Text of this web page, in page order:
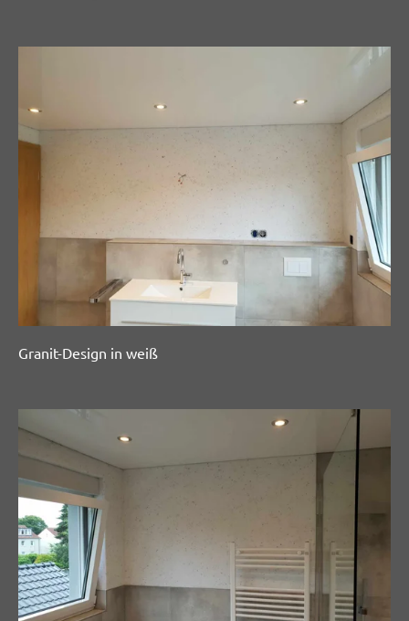
Granit-Design in weiß